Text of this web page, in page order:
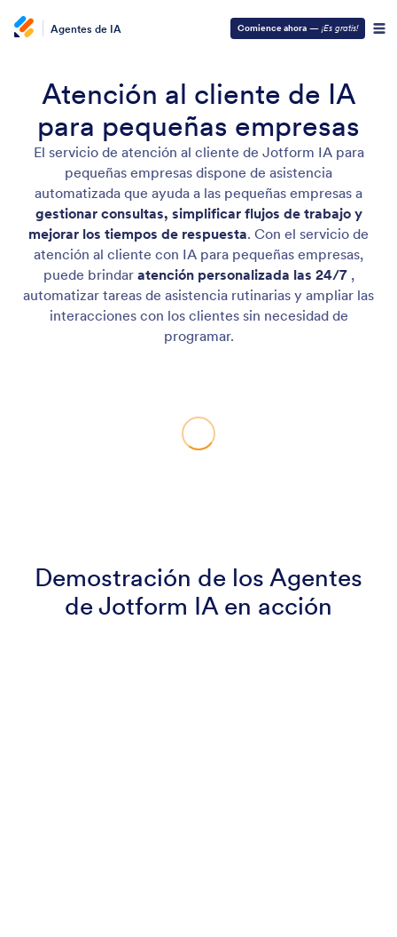
Agentes de IA Comience ahora — ¡Es gratis!
Atención al cliente de IA
para pequeñas empresas
El servicio de atención al cliente de Jotform IA para
pequeñas empresas dispone de asistencia
automatizada que ayuda a las pequeñas empresas a
gestionar consultas, simplificar flujos de trabajo y
mejorar los tiempos de respuesta. Con el servicio de
atención al cliente con IA para pequeñas empresas,
puede brindar atención personalizada las 24/7 ,
automatizar tareas de asistencia rutinarias y ampliar las
interacciones con los clientes sin necesidad de
programar.
Demostración de los Agentes
de Jotform IA en acción